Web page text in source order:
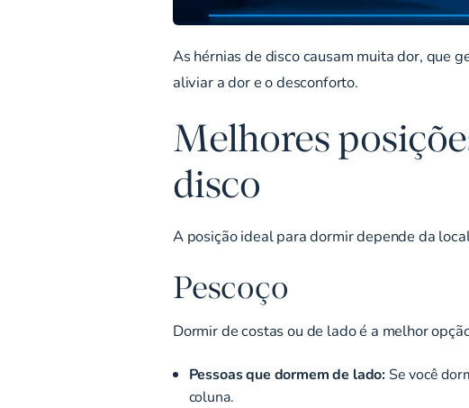
As hérnias de disco causam muita dor, que
aliviar a dor e o desconforto.
Melhores
disco
A posição ideal para dormir depende da
Pescoço
Dormir de costas ou de lado é a melhor
Pessoas que dormem de lado:Se você
coluna.